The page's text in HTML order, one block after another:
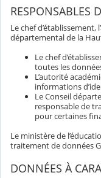
RESPONSABLES
Le chef
départemental de la
Le chef
toutes les
L’autorité
informations
Le Conseil
responsable de
pour certaines
Le ministère de
traitement de données
DONNÉES À